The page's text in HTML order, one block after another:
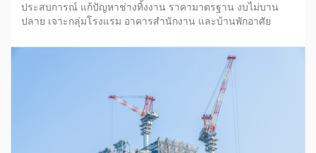
ประสบการณ์ แก้ปัญหาช่างทิ้งงาน ราคามาตรฐาน งบไม่บาน
ปลาย เจาะกลุ่มโรงแรม อาคารสำนักงาน และบ้านพักอาศัย